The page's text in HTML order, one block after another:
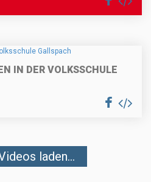
IN DER VOLKSSCHULE
laden...